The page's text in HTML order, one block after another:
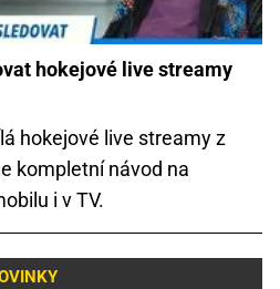
hokejové live streamy
hokejové live streamy z
kompletní návod na
i v TV.